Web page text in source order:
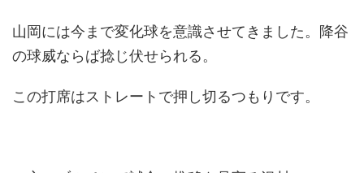
山岡には今まで変化球を意識させてきました。降谷
の球威ならば捻じ伏せられる。
この打席はストレートで押し切るつもりです。